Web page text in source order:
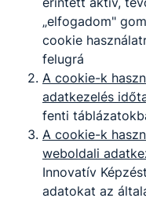
„elfogadom"
cookie
felugrá
A cookie-k
adatkezelés
fenti
A cookie-k
weboldali
Innovatív
adatokat az